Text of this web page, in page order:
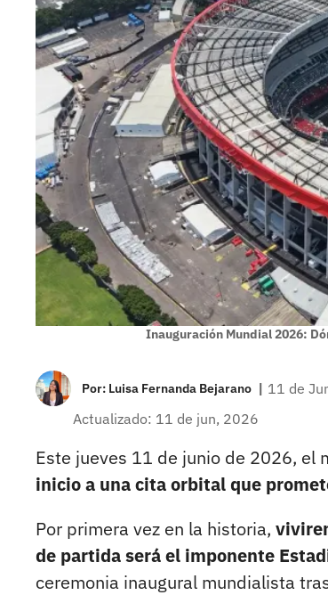
Inauguración Mundial 2026:
Por: Luisa Fernanda Bejarano | 11 de
Actualizado: 11 de jun, 2026
Este jueves 11 de junio de 2026, el
inicio a una cita orbital que
Por primera vez en la historia,
de partida será el imponente
ceremonia inaugural mundialista